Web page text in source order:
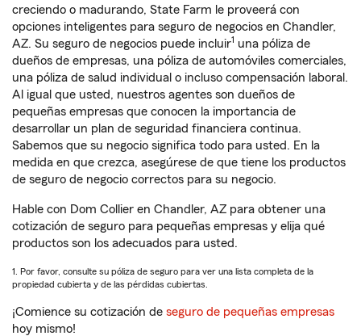
creciendo o madurando, State Farm le proveerá con
opciones inteligentes para seguro de negocios en Chandler,
AZ. Su seguro de negocios puede incluir1 una póliza de
dueños de empresas, una póliza de automóviles comerciales,
una póliza de salud individual o incluso compensación laboral.
Al igual que usted, nuestros agentes son dueños de
pequeñas empresas que conocen la importancia de
desarrollar un plan de seguridad financiera continua.
Sabemos que su negocio significa todo para usted. En la
medida en que crezca, asegúrese de que tiene los productos
de seguro de negocio correctos para su negocio.
Hable con Dom Collier en Chandler, AZ para obtener una
cotización de seguro para pequeñas empresas y elija qué
productos son los adecuados para usted.
1. Por favor, consulte su póliza de seguro para ver una lista completa de la
propiedad cubierta y de las pérdidas cubiertas.
¡Comience su cotización de seguro de pequeñas empresas
hoy mismo!